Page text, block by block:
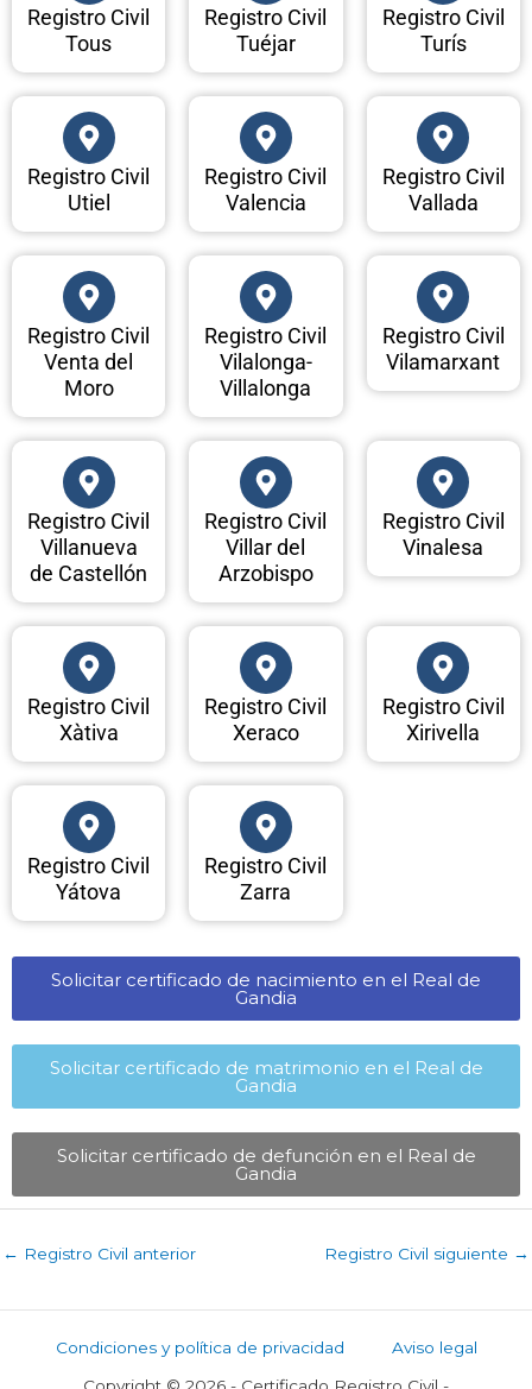
Registro Civil
Tous
Registro Civil
Tuéjar
Registro Civil
Turís
Registro Civil
Utiel
Registro Civil
Valencia
Registro Civil
Vallada
Registro Civil
Venta del
Moro
Registro Civil
Vilalonga-
Villalonga
Registro Civil
Vilamarxant
Registro Civil
Villanueva
de Castellón
Registro Civil
Villar del
Arzobispo
Registro Civil
Vinalesa
Registro Civil
Xàtiva
Registro Civil
Xeraco
Registro Civil
Xirivella
Registro Civil
Yátova
Registro Civil
Zarra
Solicitar certificado de nacimiento en el Real de
Gandia​
Solicitar certificado de matrimonio en el Real de
Gandia​
Solicitar certificado de defunción en el Real de
Gandia​
← Registro Civil anterior Registro Civil siguiente →
Condiciones y política de privacidad
Aviso legal